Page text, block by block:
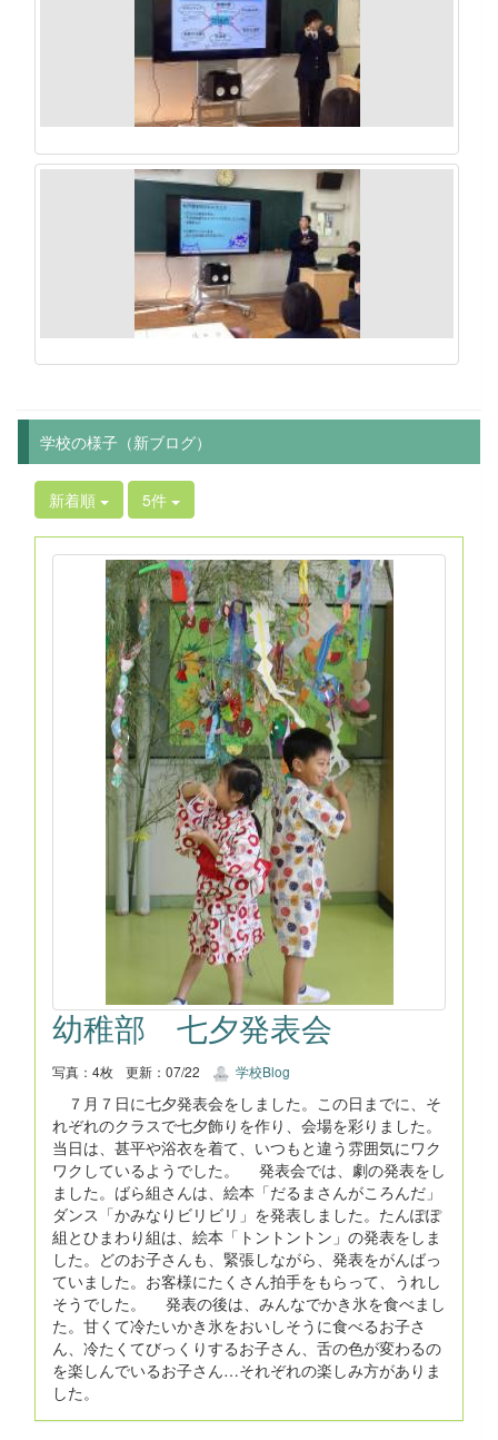
学校の様子（新ブログ）
新着順 5件
幼稚部 七夕発表会
写真：4枚 更新：07/22 学校Blog
７月７日に七夕発表会をしました。この日までに、そ
れぞれのクラスで七夕飾りを作り、会場を彩りました。
当日は、甚平や浴衣を着て、いつもと違う雰囲気にワク
ワクしているようでした。 発表会では、劇の発表をし
ました。ばら組さんは、絵本「だるまさんがころんだ」
ダンス「かみなりビリビリ」を発表しました。たんぽぽ
組とひまわり組は、絵本「トントントン」の発表をしま
した。どのお子さんも、緊張しながら、発表をがんばっ
ていました。お客様にたくさん拍手をもらって、うれし
そうでした。 発表の後は、みんなでかき氷を食べまし
た。甘くて冷たいかき氷をおいしそうに食べるお子さ
ん、冷たくてびっくりするお子さん、舌の色が変わるの
を楽しんでいるお子さん…それぞれの楽しみ方がありま
した。